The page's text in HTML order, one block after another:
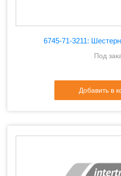
6745-71-3211:
Под
Добавить в